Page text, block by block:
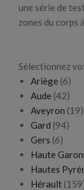
une série de
zones du corps
Sélectionnez
Ariège (6)
Aude (42)
Aveyron (19)
Gard (94)
Gers (6)
Haute
Hautes
Hérault